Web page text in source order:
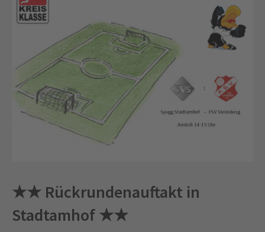
★★ Rückrundenauftakt in
Stadtamhof ★★